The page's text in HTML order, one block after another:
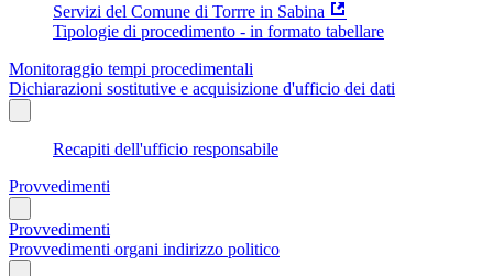
Servizi del Comune di Torrre in Sabina
Tipologie di procedimento - in formato tabellare
Monitoraggio tempi procedimentali
Dichiarazioni sostitutive e acquisizione d'ufficio dei dati
Recapiti dell'ufficio responsabile
Provvedimenti
Provvedimenti
Provvedimenti organi indirizzo politico